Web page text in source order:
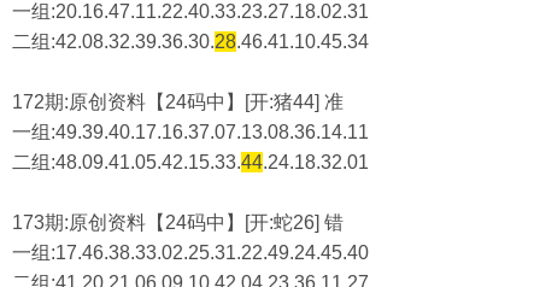
一组:20.16.47.11.22.40.33.23.27.18.02.31
二组:42.08.32.39.36.30.28.46.41.10.45.34
172期:原创资料【24码中】[开:猪44] 准
一组:49.39.40.17.16.37.07.13.08.36.14.11
二组:48.09.41.05.42.15.33.44.24.18.32.01
173期:原创资料【24码中】[开:蛇26] 错
一组:17.46.38.33.02.25.31.22.49.24.45.40
二组:41.20.21.06.09.10.42.04.23.36.11.27